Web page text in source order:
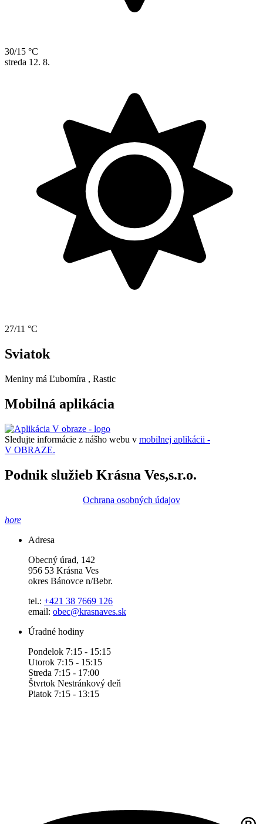
30/15 °C
streda 12. 8.
27/11 °C
Sviatok
Meniny má Ľubomíra , Rastic
Mobilná aplikácia
Sledujte informácie z nášho webu v mobilnej aplikácii -
V OBRAZE.
Podnik služieb Krásna Ves,s.r.o.
Ochrana osobných údajov
hore
Adresa
Obecný úrad, 142
956 53 Krásna Ves
okres Bánovce n/Bebr.
tel.: +421 38 7669 126
email: obec@krasnaves.sk
Úradné hodiny
Pondelok 7:15 - 15:15
Utorok 7:15 - 15:15
Streda 7:15 - 17:00
Štvrtok Nestránkový deň
Piatok 7:15 - 13:15